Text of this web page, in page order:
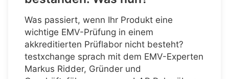
Was passiert, wenn Ihr Produkt eine
wichtige EMV-Prüfung in einem
akkreditierten Prüflabor nicht besteht?
testxchange sprach mit dem EMV-Experten
Markus Ridder, Gründer und